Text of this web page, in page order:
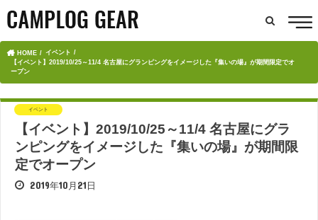
HOME
イベント
【イベント】2019/10/25～11/4 名古屋にグランピングをイメージした『集いの場』が期間限定でオ
ープン
イベント
【イベント】2019/10/25～11/4 名古屋にグラ
ンピングをイメージした『集いの場』が期間限
定でオープン
2019年10月21日